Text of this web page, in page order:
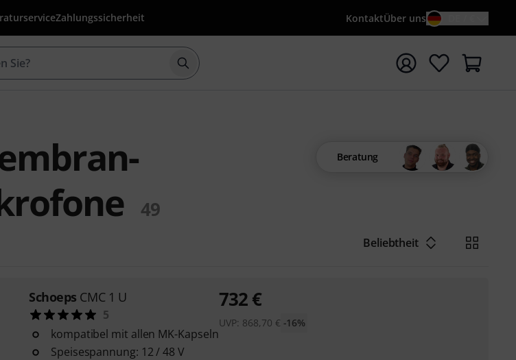
Zahlungssicherheit KontaktÜber uns
Suche mit Suchwort {searchTerm} starten
49
Beratung
Beliebtheit
Schoeps CMC 1 U
5
kompatibel mit allen MK-Kapseln
Speisespannung: 12 / 48 V
732€
UVP: 868,70 € -16%